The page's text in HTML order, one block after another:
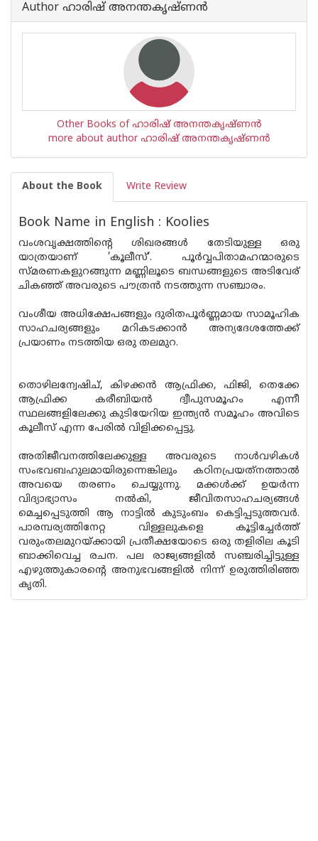
Author ഹാരിഷ് അനന്തകൃഷ്ണൻ
Other Books of ഹാരിഷ് അനന്തകൃഷ്ണൻ
more about author ഹാരിഷ് അനന്തകൃഷ്ണൻ
About the Book Write Review
Book Name in English : Koolies
വംശവൃക്ഷത്തിന്റെ ശിഖരങ്ങള്‍ തേടിയുള്ള ഒരു
യാത്രയാണ് ’കൂലീസ്’. പൂര്‍വ്വപിതാമഹന്മാരുടെ
സ്മരണകളുറങ്ങുന്ന മണ്ണിലൂടെ ബന്ധങ്ങളുടെ അടിവേര്
ചികഞ്ഞ് അവരുടെ പൗത്രന്‍ നടത്തുന്ന സഞ്ചാരം.
വംശീയ അധിക്ഷേപങ്ങളും ദുരിതപൂര്‍ണ്ണമായ സാമൂഹിക
സാഹചര്യങ്ങളും മറികടക്കാന്‍ അന്യദേശത്തേക്ക്
പ്രയാണം നടത്തിയ ഒരു തലമുറ.
തൊഴിലന്വേഷിച്, കിഴക്കന്‍ ആഫ്രിക്ക, ഫിജി, തെക്കേ
ആഫ്രിക്ക കരീബിയൻ ദ്വീപുസമൂഹം എന്നീ
സ്ഥലങ്ങളിലേക്കു കുടിയേറിയ ഇന്ത്യന്‍ സമൂഹം അവിടെ
കൂലീസ് എന്ന പേരില്‍ വിളിക്കപ്പെട്ടു.
അതിജീവനത്തിലേക്കുള്ള അവരുടെ നാള്‍വഴികള്‍
സംഭവബഹുലമായിരുന്നെങ്കിലും കഠിനപ്രയത്‌നത്താല്‍
അവയെ തരണം ചെയ്യുന്നു. മക്കള്‍ക്ക് ഉയര്‍ന്ന
വിദ്യാഭ്യാസം നല്‍കി, ജീവിതസാഹചര്യങ്ങള്‍
മെച്ചപ്പെടുത്തി ആ നാട്ടില്‍ കുടുംബം കെട്ടിപ്പടുത്തവര്‍.
പാരമ്പര്യത്തിനേറ്റ വിള്ളലുകളെ കൂട്ടിച്ചേര്‍ത്ത്
വരുംതലമുറയ്ക്കായി പ്രതീക്ഷയോടെ ഒരു തളിരില കൂടി
ബാക്കിവെച്ച രചന. പല രാജ്യങ്ങളില്‍ സഞ്ചരിച്ചിട്ടുള്ള
എഴുത്തുകാരന്റെ അനുഭവങ്ങളില്‍ നിന്ന് ഉരുത്തിരിഞ്ഞ
കൃതി.